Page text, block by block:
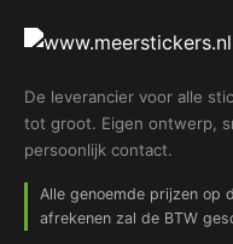
De leverancier voor alle
tot groot. Eigen ontwerp,
persoonlijk contact.
Alle genoemde prijzen op
afrekenen zal de BTW